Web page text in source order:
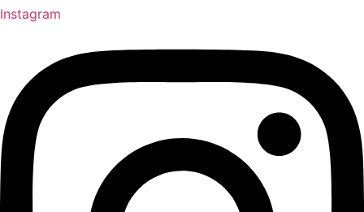
Instagram